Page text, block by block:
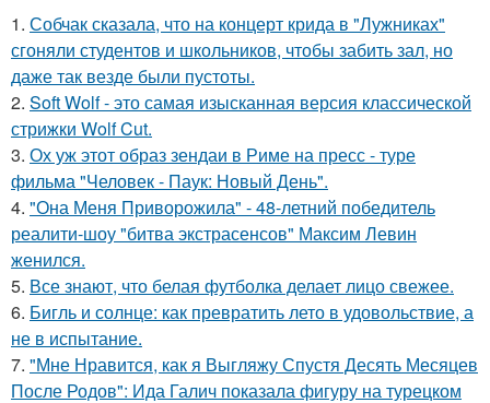
1. Собчак сказала, что на концерт крида в "Лужниках"
сгоняли студентов и школьников, чтобы забить зал, но
даже так везде были пустоты.
2. Soft Wolf - это самая изысканная версия классической
стрижки Wolf Cut.
3. Ох уж этот образ зендаи в Риме на пресс - туре
фильма "Человек - Паук: Новый День".
4. "Она Меня Приворожила" - 48-летний победитель
реалити-шоу "битва экстрасенсов" Максим Левин
женился.
5. Все знают, что белая футболка делает лицо свежее.
6. Бигль и солнце: как превратить лето в удовольствие, а
не в испытание.
7. "Мне Нравится, как я Выгляжу Спустя Десять Месяцев
После Родов": Ида Галич показала фигуру на турецком